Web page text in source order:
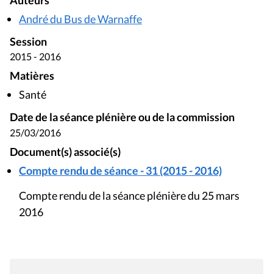
André du Bus de Warnaffe
Session
2015 - 2016
Matières
Santé
Date de la séance plénière ou de la commission
25/03/2016
Document(s) associé(s)
Compte rendu de séance - 31 (2015 - 2016)
Compte rendu de la séance plénière du 25 mars
2016